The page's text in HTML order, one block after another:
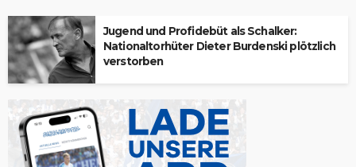
Jugend und Profidebüt als Schalker:
Nationaltorhüter Dieter Burdenski plötzlich
verstorben